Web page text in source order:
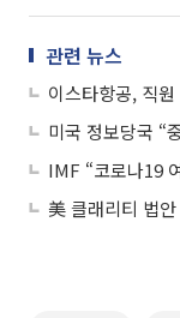
관련 뉴스